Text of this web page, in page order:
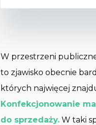
W przestrzeni
to zjawisko obecnie
których najwięcej
Konfekcjonowanie
do sprzedaży. W taki